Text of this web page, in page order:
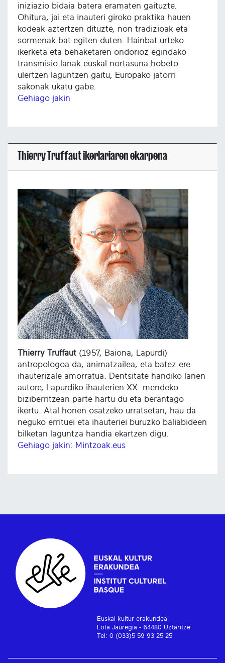
iniziazio bidaia batera eramaten gaituzte.
Ohitura, jai eta inauteri giroko praktika hauen
kodeak aztertzen dituzte, non tradizioak eta
sormenak bat egiten duten. Hainbat urteko
ikerketa eta behaketaren ondorioz egindako
transmisio lanak euskal nortasuna hobeto
ulertzen laguntzen gaitu, Europako jatorri
sakonak ukatu gabe.
Gehiago jakin
Thierry Truffaut ikerlariaren ekarpena
Thierry Truffaut (1957, Baiona, Lapurdi)
antropologoa da, animatzailea, eta batez ere
ihauterizale amorratua. Dentsitate handiko lanen
autore, Lapurdiko ihauterien XX. mendeko
biziberritzean parte hartu du eta berantago
ikertu. Atal honen osatzeko urratsetan, hau da
neguko errituei eta ihauteriei buruzko baliabideen
bilketan laguntza handia ekartzen digu.
Gehiago jakin: Mintzoak.eus
Euskal kultur erakundea
Lota Jauregia - 64480 Uztaritze
Tel: 0 (033)5 59 93 25 25